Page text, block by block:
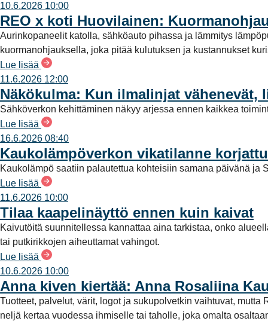
l
i
n
10.6.2026 10:00
REO x koti Huovilainen:
Aurinkopaneelit katolla, sähköauto pihassa ja lämmitys
kuormanohjauksella, joka pitää kulutuksen ja kustannukset
Lue lisää
11.6.2026 12:00
Näkökulma: Kun ilmalinjat vähenevät,
Sähköverkon kehittäminen näkyy arjessa ennen kaikkea
Lue lisää
16.6.2026 08:40
Kaukolämpöverkon vikatilanne korjattu
Kaukolämpö saatiin palautettua kohteisiin samana päivänä
Lue lisää
11.6.2026 10:00
Tilaa kaapelinäyttö ennen kuin kaivat
Kaivutöitä suunnitellessa kannattaa aina tarkistaa, onko
tai putkirikkojen aiheuttamat vahingot.
Lue lisää
10.6.2026 10:00
Anna kiven kiertää: Anna Rosaliina
Tuotteet, palvelut, värit, logot ja sukupolvetkin vaihtuvat, mutta
neljä kertaa vuodessa ihmiselle tai taholle, joka omalta